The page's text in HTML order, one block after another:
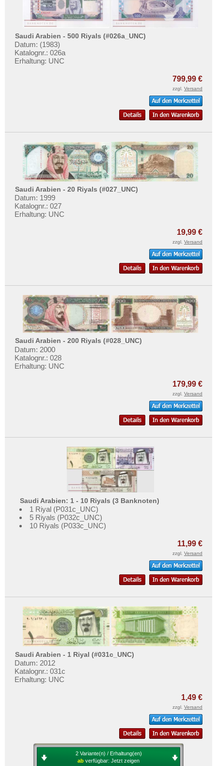
Saudi Arabien - 500 Riyals (#026a_UNC)
Datum: (1983)
Katalognr.: 026a
Erhaltung: UNC
799,99 €
zzgl. Versand
Saudi Arabien - 20 Riyals (#027_UNC)
Datum: 1999
Katalognr.: 027
Erhaltung: UNC
19,99 €
zzgl. Versand
Saudi Arabien - 200 Riyals (#028_UNC)
Datum: 2000
Katalognr.: 028
Erhaltung: UNC
179,99 €
zzgl. Versand
Saudi Arabien: 1 - 10 Riyals (3 Banknoten)
1 Riyal (P031c_UNC)
5 Riyals (P032c_UNC)
10 Riyals (P033c_UNC)
11,99 €
zzgl. Versand
Saudi Arabien - 1 Riyal (#031c_UNC)
Datum: 2012
Katalognr.: 031c
Erhaltung: UNC
1,49 €
zzgl. Versand
2 Variante(n) / Erhaltung(en)
ab verfügbar: Jetzt zeigen